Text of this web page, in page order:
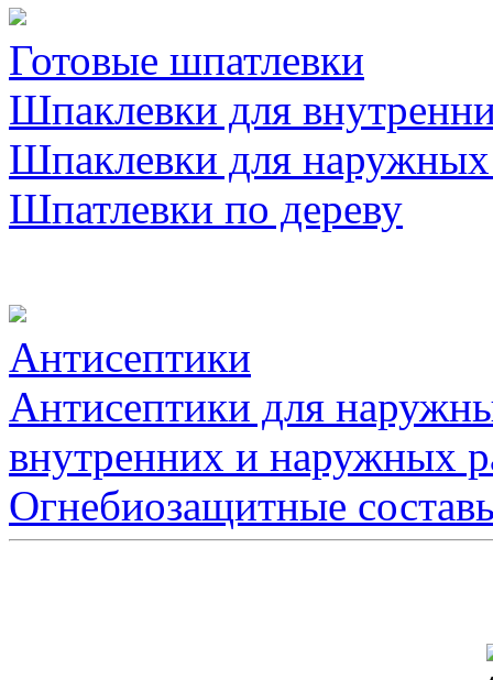
Готовые шпатлевки
Шпаклевки для
Шпаклевки для наружных
Шпатлевки по дереву
Антисептики
Антисептики для
внутренних и наружных
Огнебиозащитные